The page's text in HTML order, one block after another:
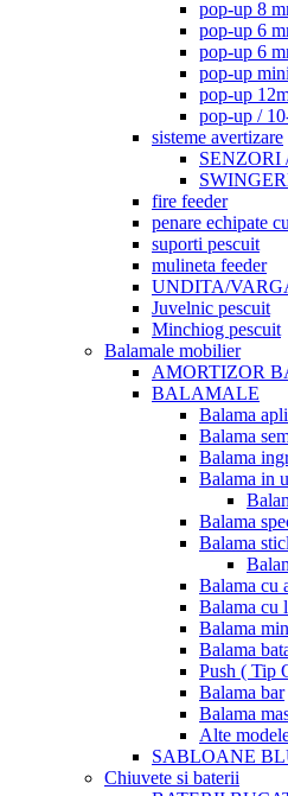
pop-up 8
pop-up 6
pop-up 6
pop-up
pop-up
pop-up /
sisteme avertizare
SENZORI
fire feeder
penare echipate
suporti pescuit
mulineta feeder
UNDITA/
Juvelnic pescuit
Minchiog pescuit
Balamale mobilier
AMORTIZOR
BALAMALE
Balama
Balama
Balama
Balama in
Balama
Balama
Balama cu
Balama cu
Balama
Balama
Push ( Tip
Balama bar
Balama
Alte
SABLOANE
Chiuvete si baterii